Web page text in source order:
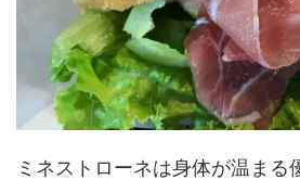
ミネストローネは身体が温まる